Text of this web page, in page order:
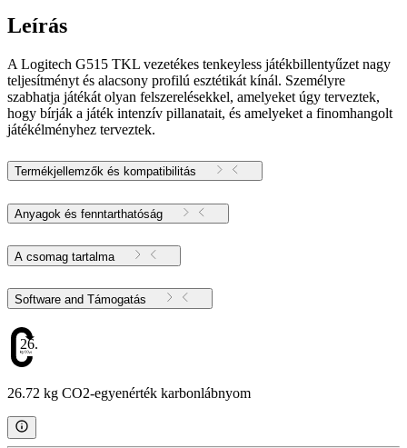
Leírás
A Logitech G515 TKL vezetékes tenkeyless játékbillentyűzet nagy
teljesítményt és alacsony profilú esztétikát kínál. Személyre
szabhatja játékát olyan felszerelésekkel, amelyeket úgy terveztek,
hogy bírják a játék intenzív pillanatait, és amelyeket a finomhangolt
játékélményhez terveztek.
Termékjellemzők és kompatibilitás
Anyagok és fenntarthatóság
A csomag tartalma
Software and Támogatás
26.72
26.72 kg CO2-egyenérték karbonlábnyom